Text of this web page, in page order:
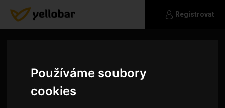
Používáme soubory
cookies
Registrovat